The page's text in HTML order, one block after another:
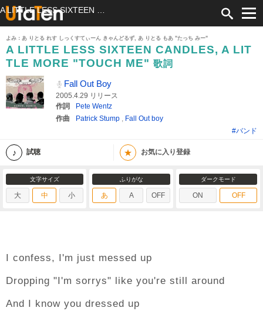
よみ：あ りとる れす しっくすてぃーん きゃんどるず, あ りとる もあ "たっち みー"
A LITTLE LESS SIXTEEN CANDLES, A LIT
TLE MORE "TOUCH ME" 歌詞
Fall Out Boy
2005.4.29 リリース
作詞
Pete Wentz
作曲
Patrick Stump , Fall Out boy
#バンド
試聴 ★ お気に入り登録
文字サイズ
大 中 小
ふりがな
あ A OFF
ダークモード
ON OFF
I confess, I'm just messed up
Dropping "I'm sorrys" like you're still around
And I know you dressed up